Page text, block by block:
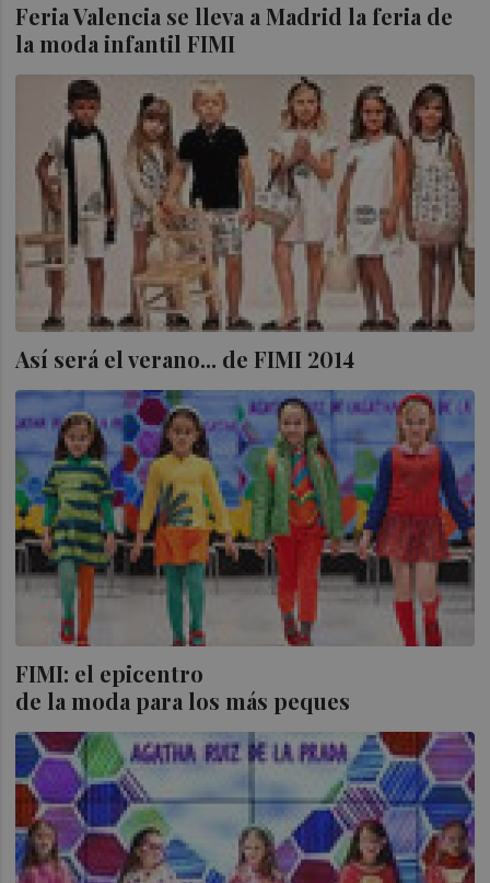
Feria Valencia se lleva a Madrid la feria de
la moda infantil FIMI
Así será el verano... de FIMI 2014
FIMI: el epicentro
de la moda para los más peques